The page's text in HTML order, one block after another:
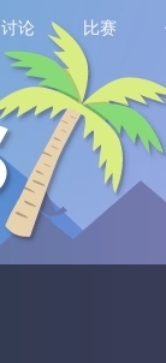
讨论 比赛